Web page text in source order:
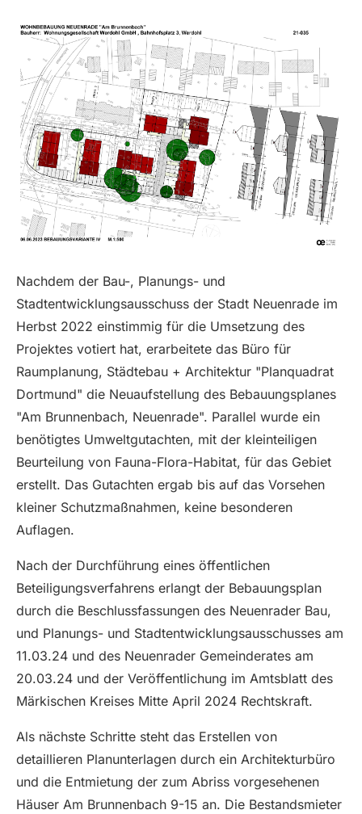
Nachdem der Bau-, Planungs- und
Stadtentwicklungsausschuss der Stadt Neuenrade im
Herbst 2022 einstimmig für die Umsetzung des
Projektes votiert hat, erarbeitete das Büro für
Raumplanung, Städtebau + Architektur "Planquadrat
Dortmund" die Neuaufstellung des Bebauungsplanes
"Am Brunnenbach, Neuenrade". Parallel wurde ein
benötigtes Umweltgutachten, mit der kleinteiligen
Beurteilung von Fauna-Flora-Habitat, für das Gebiet
erstellt. Das Gutachten ergab bis auf das Vorsehen
kleiner Schutzmaßnahmen, keine besonderen
Auflagen.
Nach der Durchführung eines öffentlichen
Beteiligungsverfahrens erlangt der Bebauungsplan
durch die Beschlussfassungen des Neuenrader Bau,
und Planungs- und Stadtentwicklungsausschusses am
11.03.24 und des Neuenrader Gemeinderates am
20.03.24 und der Veröffentlichung im Amtsblatt des
Märkischen Kreises Mitte April 2024 Rechtskraft.
Als nächste Schritte steht das Erstellen von
detaillieren Planunterlagen durch ein Architekturbüro
und die Entmietung der zum Abriss vorgesehenen
Häuser Am Brunnenbach 9-15 an. Die Bestandsmieter